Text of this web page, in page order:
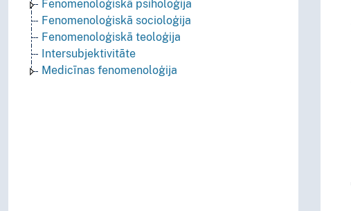
Fenomenoloģiskā psiholoģija
Fenomenoloģiskā socioloģija
Fenomenoloģiskā teoloģija
Intersubjektivitāte
Medicīnas fenomenoloģija